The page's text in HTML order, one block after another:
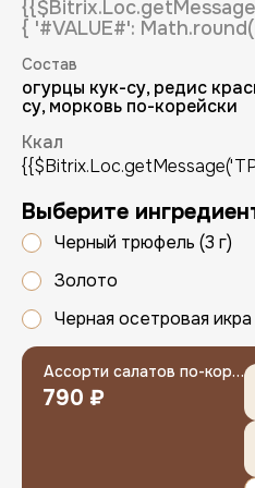
Регистрация
Имя (обязательно)
E-mail
{ '#VALUE#':
Состав
огурцы кук-су, редис
су, морковь по-корейски
Ккал
Выберите
Черный трюфель (3 г)
Золото
Черная осетровая икра
Ассорти салатов по-корейски
790 ₽